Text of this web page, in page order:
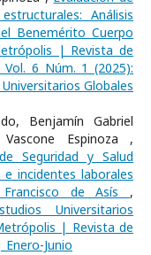
Análisis
Benemérito Cuerpo
| Revista de
Vol. 6 Núm. 1 (2025):
Globales
Benjamín Gabriel
Espinoza ,
Seguridad y Salud
incidentes laborales
de Asís ,
Universitarios
| Revista de
Junio